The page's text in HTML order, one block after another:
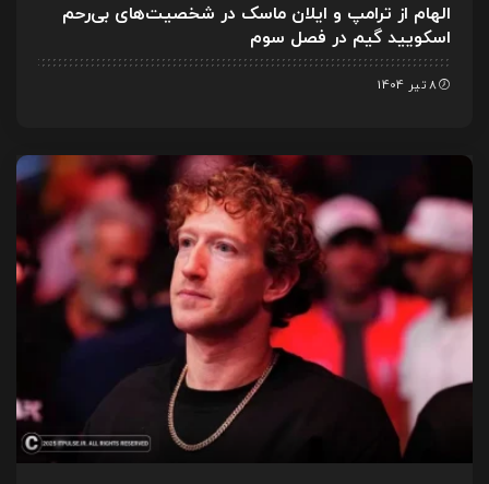
الهام از ترامپ و ایلان ماسک در شخصیت‌های بی‌رحم
اسکویید گیم در فصل سوم
8 تیر 1404